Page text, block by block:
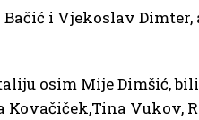
i Vjekoslav Dimter,
osim Mije Dimšić,
Kovačiček,Tina Vukov,